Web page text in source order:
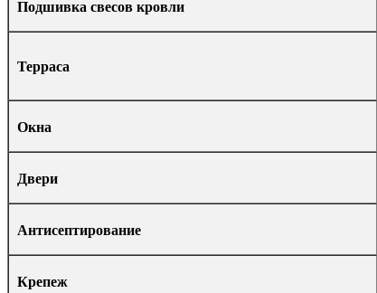
Подшивка свесов кровли
Терраса
Окна
Двери
Антисептирование
Крепеж